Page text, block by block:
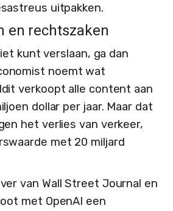
uitpakken.
en rechtszaken
kunt verslaan, ga dan
noemt wat
verkoopt alle content aan
dollar per jaar. Maar dat
het verlies van verkeer,
met 20 miljard
van Wall Street Journal en
met OpenAI een